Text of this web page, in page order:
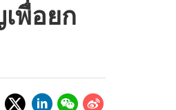
& Media
พื่อยก